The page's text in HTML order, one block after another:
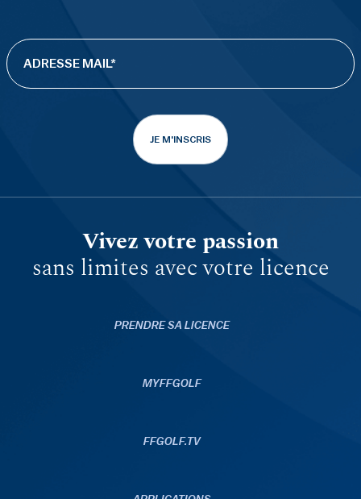
JE M'INSCRIS
Vivez votre passion
sans limites avec votre licence
PRENDRE SA LICENCE
MYFFGOLF
FFGOLF.TV